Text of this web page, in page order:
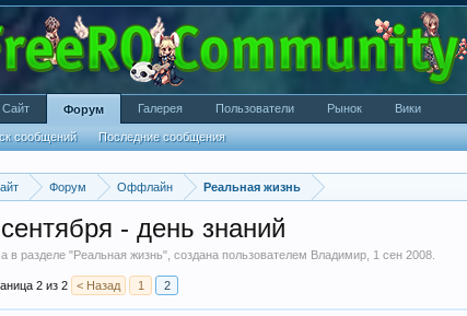
Форум Оффлайн Реальная жизнь
- день знаний
в разделе "Реальная жизнь", создана пользователем Владимир 1 сен 2008
2 из 2 < Назад 1 2
Сайт Форум
сообщений Последние сообщения
Галерея Пользователи Рынок Вики